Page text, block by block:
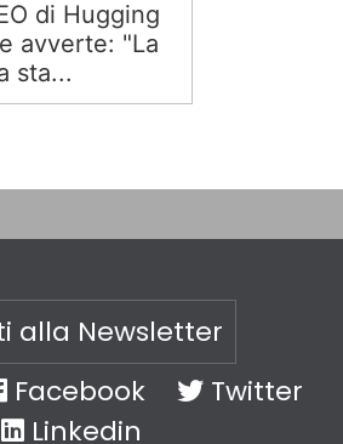
di Hugging
avverte: "La
sta...
alla Newsletter
Facebook
Twitter
Linkedin